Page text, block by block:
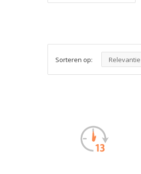
Sorteren op: